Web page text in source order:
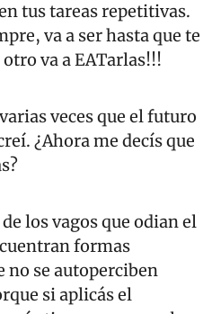
tus tareas repetitivas.
va a ser hasta que te
otro va a EATarlas!!!
veces que el futuro
¿Ahora me decís que
los vagos que odian el
formas
no se autoperciben
si aplicás el